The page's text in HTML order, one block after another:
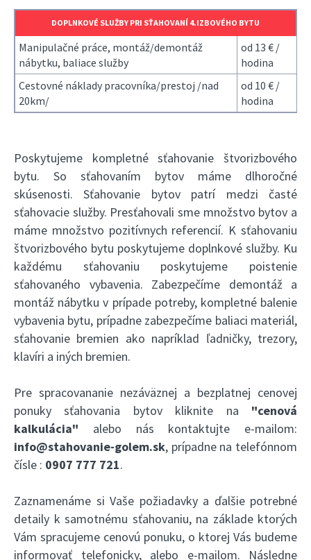
DOPLNKOVÉ SLUŽBY PRI SŤAHOVANÍ 4.IZBOVÉHO BYTU
Manipulačné práce, montáž/demontáž
nábytku, baliace služby
od 13 € /
hodina
Cestovné náklady pracovníka/prestoj /nad
20km/
od 10 € /
hodina
Poskytujeme kompletné sťahovanie štvorizbového
bytu. So sťahovaním bytov máme dlhoročné
skúsenosti. Sťahovanie bytov patrí medzi časté
sťahovacie služby. Presťahovali sme množstvo bytov a
máme množstvo pozitívnych referencií. K sťahovaniu
štvorizbového bytu poskytujeme doplnkové služby. Ku
každému sťahovaniu poskytujeme poistenie
sťahovaného vybavenia. Zabezpečíme demontáž a
montáž nábytku v prípade potreby, kompletné balenie
vybavenia bytu, prípadne zabezpečíme baliaci materiál,
sťahovanie bremien ako napríklad ľadničky, trezory,
klavíri a iných bremien.
Pre spracovananie nezáväznej a bezplatnej cenovej
ponuky sťahovania bytov kliknite na "cenová
kalkulácia" alebo nás kontaktujte e-mailom:
info@stahovanie-golem.sk, prípadne na telefónnom
čísle : 0907 777 721.
Zaznamenáme si Vaše požiadavky a ďalšie potrebné
detaily k samotnému sťahovaniu, na základe ktorých
Vám spracujeme cenovú ponuku, o ktorej Vás budeme
informovať telefonicky, alebo e-mailom. Následne